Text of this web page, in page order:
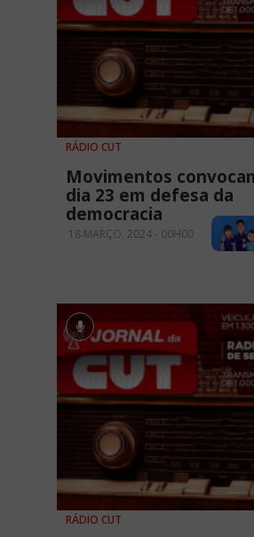
RÁDIO CUT
Movimentos
dia 23 em defesa da
democracia
18 MARÇO, 2024 - 00H00
RÁDIO CUT